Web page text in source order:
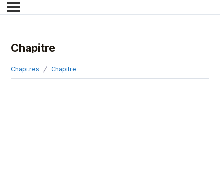
Chapitre
Chapitres Chapitre